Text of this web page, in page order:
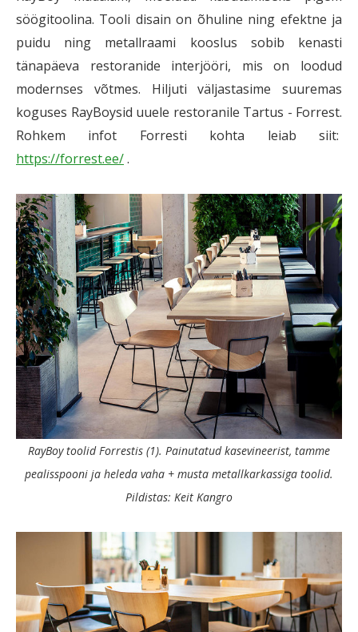
söögitoolina. Tooli disain on õhuline ning efektne ja
puidu ning metallraami kooslus sobib kenasti
tänapäeva restoranide interjööri, mis on loodud
modernses võtmes. Hiljuti väljastasime suuremas
koguses RayBoysid uuele restoranile Tartus - Forrest.
Rohkem infot Forresti kohta leiab siit:
https://forrest.ee/.
RayBoy toolid Forrestis (1). Painutatud kasevineerist, tamme
pealisspooni ja heleda vaha + musta metallkarkassiga toolid.
Pildistas: Keit Kangro